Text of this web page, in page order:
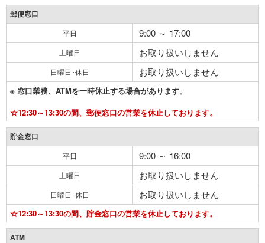
郵便窓口
平日 9:00 ～ 17:00
土曜日 お取り扱いしません
日曜日･休日 お取り扱いしません
※ 窓口業務、ATMを一時休止する場合があります。
☆12:30～13:30の間、郵便窓口の営業を休止しております。
貯金窓口
平日 9:00 ～ 16:00
土曜日 お取り扱いしません
日曜日･休日 お取り扱いしません
☆12:30～13:30の間、貯金窓口の営業を休止しております。
ATM